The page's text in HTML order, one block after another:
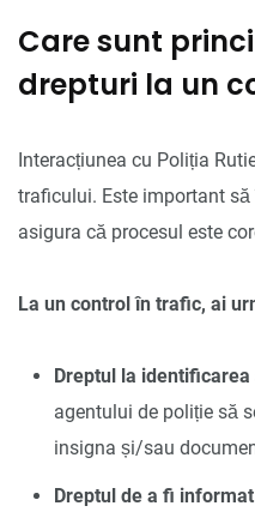
Care sunt
drepturi la un
Interacțiunea cu Poliția
traficului. Este important
asigura că procesul este
La un control în trafic, ai
Dreptul la
agentului de poliție să
insigna și/sau
Dreptul de a fi